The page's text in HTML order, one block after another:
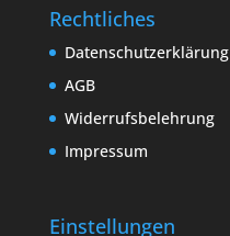
Rechtliches
Datenschutzerklärung
AGB
Widerrufsbelehrung
Impressum
Einstellungen